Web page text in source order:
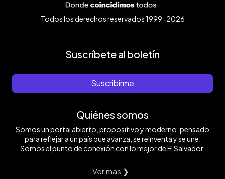
Todos los derechos reservados 1999-2026
Suscríbete al boletín
Suscribirme
Quiénes somos
Somos un portal abierto, propositivo y moderno, pensado
para reflejar a un país que avanza, se reinventa y se une.
Somos el punto de conexión con lo mejor de El Salvador.
Ver mas ❯